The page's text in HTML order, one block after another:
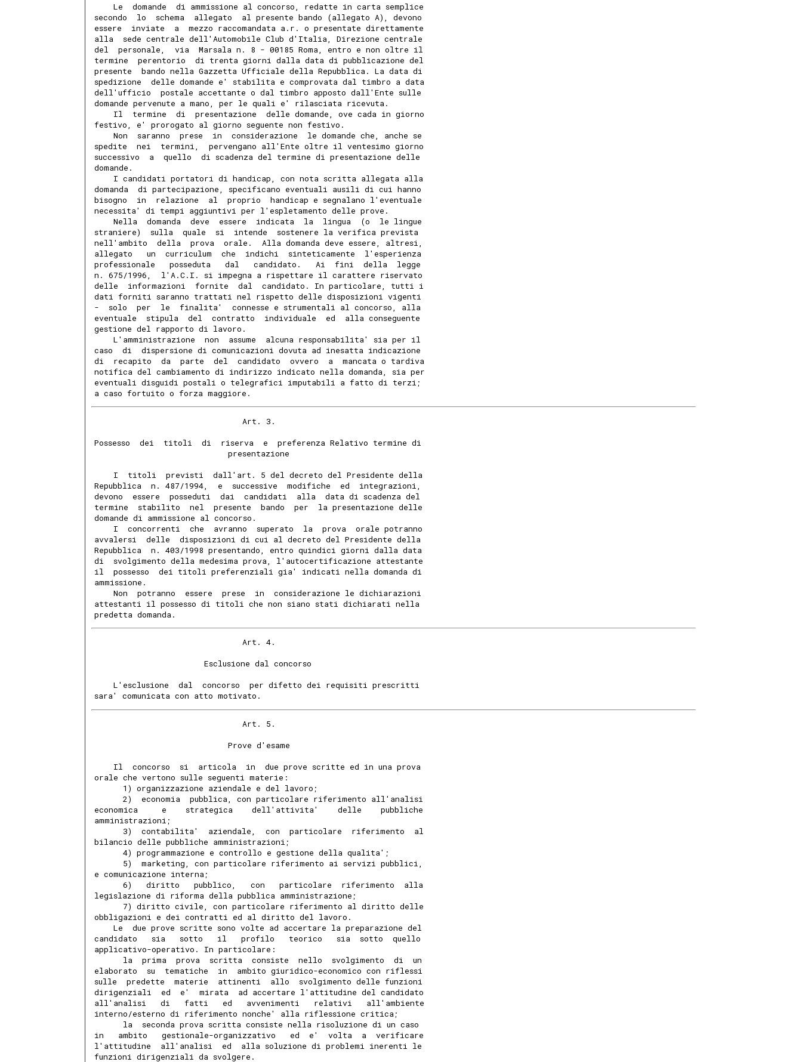
    Le  domande  di ammissione al concorso, redatte in carta semplice
secondo  lo  schema  allegato  al presente bando (allegato A), devono
essere  inviate  a  mezzo raccomandata a.r. o presentate direttamente
alla  sede centrale dell'Automobile Club d'Italia, Direzione centrale
del  personale,  via  Marsala n. 8 - 00185 Roma, entro e non oltre il
termine  perentorio  di trenta giorni dalla data di pubblicazione del
presente  bando nella Gazzetta Ufficiale della Repubblica. La data di
spedizione  delle domande e' stabilita e comprovata dal timbro a data
dell'ufficio  postale accettante o dal timbro apposto dall'Ente sulle
domande pervenute a mano, per le quali e' rilasciata ricevuta.
    Il  termine  di  presentazione  delle domande, ove cada in giorno
festivo, e' prorogato al giorno seguente non festivo.
    Non  saranno  prese  in  considerazione  le domande che, anche se
spedite  nei  termini,  pervengano all'Ente oltre il ventesimo giorno
successivo  a  quello  di scadenza del termine di presentazione delle
domande.
    I candidati portatori di handicap, con nota scritta allegata alla
domanda  di partecipazione, specificano eventuali ausili di cui hanno
bisogno  in  relazione  al  proprio  handicap e segnalano l'eventuale
necessita' di tempi aggiuntivi per l'espletamento delle prove.
    Nella  domanda  deve  essere  indicata  la  lingua  (o  le lingue
straniere)  sulla  quale  si  intende  sostenere la verifica prevista
nell'ambito  della  prova  orale.  Alla domanda deve essere, altresi,
allegato   un  curriculum  che  indichi  sinteticamente  l'esperienza
professionale   posseduta   dal   candidato.   Ai  fini  della  legge
n. 675/1996,  l'A.C.I. si impegna a rispettare il carattere riservato
delle  informazioni  fornite  dal  candidato. In particolare, tutti i
dati forniti saranno trattati nel rispetto delle disposizioni vigenti
-  solo  per  le  finalita'  connesse e strumentali al concorso, alla
eventuale  stipula  del  contratto  individuale  ed  alla conseguente
gestione del rapporto di lavoro.
    L'amministrazione  non  assume  alcuna responsabilita' sia per il
caso  di  dispersione di comunicazioni dovuta ad inesatta indicazione
di  recapito  da  parte  del  candidato  ovvero  a  mancata o tardiva
notifica del cambiamento di indirizzo indicato nella domanda, sia per
eventuali disguidi postali o telegrafici imputabili a fatto di terzi;
a caso fortuito o forza maggiore.
                               Art. 3.
Possesso  dei  titoli  di  riserva  e  preferenza Relativo termine di
                            presentazione
    I  titoli  previsti  dall'art. 5 del decreto del Presidente della
Repubblica  n. 487/1994,  e  successive  modifiche  ed  integrazioni,
devono  essere  posseduti  dai  candidati  alla  data di scadenza del
termine  stabilito  nel  presente  bando  per  la presentazione delle
domande di ammissione al concorso.
    I  concorrenti  che  avranno  superato  la  prova  orale potranno
avvalersi  delle  disposizioni di cui al decreto del Presidente della
Repubblica  n. 403/1998 presentando, entro quindici giorni dalla data
di  svolgimento della medesima prova, l'autocertificazione attestante
il  possesso  dei titoli preferenziali gia' indicati nella domanda di
ammissione.
    Non  potranno  essere  prese  in  considerazione le dichiarazioni
attestanti il possesso di titoli che non siano stati dichiarati nella
predetta domanda.
                               Art. 4.
                       Esclusione dal concorso
    L'esclusione  dal  concorso  per difetto dei requisiti prescritti
sara' comunicata con atto motivato.
                               Art. 5.
                            Prove d'esame
    Il  concorso  si  articola  in  due prove scritte ed in una prova
orale che vertono sulle seguenti materie:
      1) organizzazione aziendale e del lavoro;
      2)  economia  pubblica, con particolare riferimento all'analisi
economica     e    strategica    dell'attivita'    delle    pubbliche
amministrazioni;
      3)  contabilita'  aziendale,  con  particolare  riferimento  al
bilancio delle pubbliche amministrazioni;
      4) programmazione e controllo e gestione della qualita';
      5)  marketing, con particolare riferimento ai servizi pubblici,
e comunicazione interna;
      6)   diritto   pubblico,   con   particolare  riferimento  alla
legislazione di riforma della pubblica amministrazione;
      7) diritto civile, con particolare riferimento al diritto delle
obbligazioni e dei contratti ed al diritto del lavoro.
    Le  due prove scritte sono volte ad accertare la preparazione del
candidato   sia   sotto   il   profilo   teorico   sia  sotto  quello
applicativo-operativo. In particolare:
      la  prima  prova  scritta  consiste  nello  svolgimento  di  un
elaborato  su  tematiche  in  ambito giuridico-economico con riflessi
sulle  predette  materie  attinenti  allo  svolgimento delle funzioni
dirigenziali  ed  e'  mirata  ad accertare l'attitudine del candidato
all'analisi   di   fatti   ed   avvenimenti   relativi   all'ambiente
interno/esterno di riferimento nonche' alla riflessione critica;
      la  seconda prova scritta consiste nella risoluzione di un caso
in   ambito   gestionale-organizzativo   ed  e'  volta  a  verificare
l'attitudine  all'analisi  ed  alla soluzione di problemi inerenti le
funzioni dirigenziali da svolgere.